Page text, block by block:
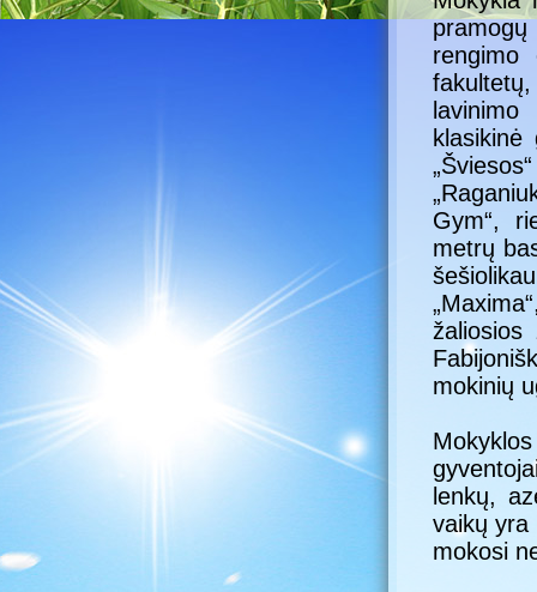
rengimo
Gym“,
metrų
žaliosios
mokinių
lenkų,
vaikų yra
mokosi